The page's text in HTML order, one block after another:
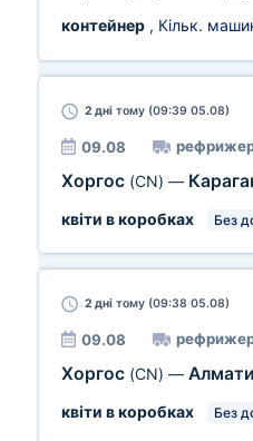
контейнер , Кільк.
2 дні тому (09:39 05.08)
09.08
Хоргос (CN) —
квіти в коробках
Без
2 дні тому (09:38 05.08)
09.08
Хоргос (CN) — Алмати
квіти в коробках
Без